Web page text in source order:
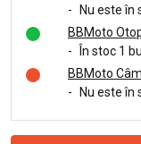
-
Nu este în
BBMoto
-
În stoc 1
BBMoto
-
Nu este în